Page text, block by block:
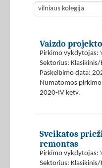
Vaizdo
Pirkimo vykdytojas:
Sektorius:
Paskelbimo data:
Numatomos
2020-IV ketv.
Sveikatos
remontas
Pirkimo vykdytojas:
Sektorius: